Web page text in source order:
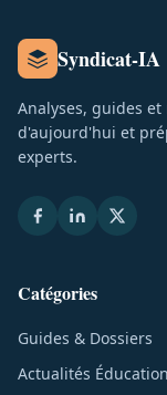
Syndicat-IA
Analyses, guides
d'aujourd'hui et
experts.
Catégories
Guides & Dossiers
Actualités Éducation